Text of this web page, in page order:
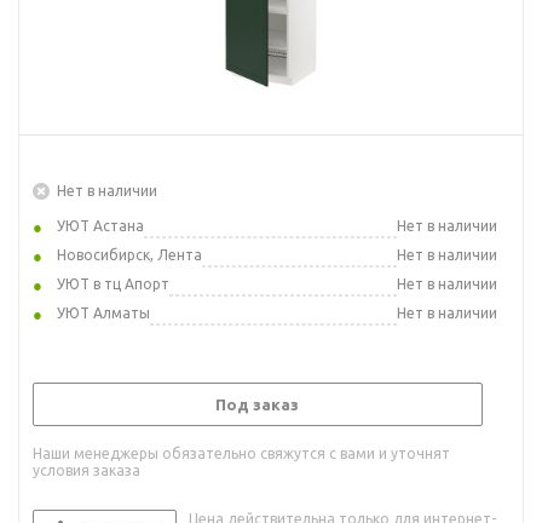
Нет в наличии
УЮТ Астана
Нет в наличии
Новосибирск, Лента
Нет в наличии
УЮТ в тц Апорт
Нет в наличии
УЮТ Алматы
Нет в наличии
Под заказ
Наши менеджеры обязательно свяжутся с вами и уточнят
условия заказа
Цена действительна только для интернет-